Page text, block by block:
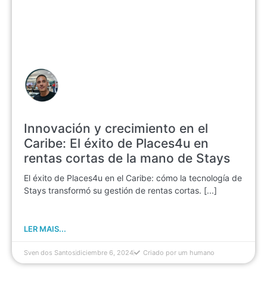
Innovación y crecimiento en el
Caribe: El éxito de Places4u en
rentas cortas de la mano de Stays
El éxito de Places4u en el Caribe: cómo la tecnología de
Stays transformó su gestión de rentas cortas. [...]
LER MAIS...
Sven dos Santosdiciembre 6, 2024 Criado por um humano